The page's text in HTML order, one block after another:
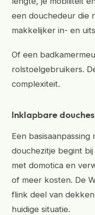
een douchedeur die
makkelijker in- en
Of een
rolstoelgebruikers.
complexiteit.
Inklapbare
Een
douchezitje begint
met domotica en
of meer kosten. De
flink deel van
huidige situatie.